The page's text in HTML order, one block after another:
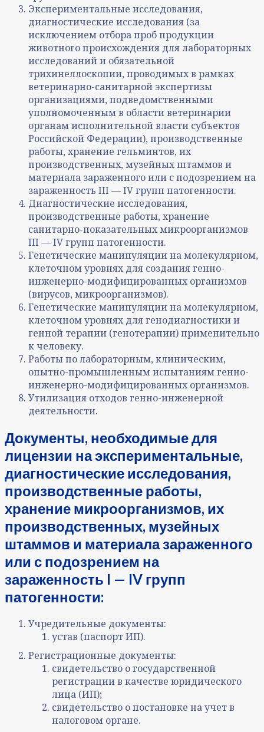
Экспериментальные исследования,
диагностические исследования (за
исключением отбора проб продукции
животного происхождения для лабораторных
исследований и обязательной
трихинеллоскопии, проводимых в рамках
ветеринарно-санитарной экспертизы
организациями, подведомственными
уполномоченным в области ветеринарии
органам исполнительной власти субъектов
Российской Федерации), производственные
работы, хранение гельминтов, их
производственных, музейных штаммов и
материала зараженного или с подозрением на
зараженность III — IV групп патогенности.
Диагностические исследования,
производственные работы, хранение
санитарно-показательных микроорганизмов
III — IV групп патогенности.
Генетические манипуляции на молекулярном,
клеточном уровнях для создания генно-
инженерно-модифицированных организмов
(вирусов, микроорганизмов).
Генетические манипуляции на молекулярном,
клеточном уровнях для генодиагностики и
генной терапии (генотерапии) применительно
к человеку.
Работы по лабораторным, клиническим,
опытно-промышленным испытаниям генно-
инженерно-модифицированных организмов.
Утилизация отходов генно-инженерной
деятельности.
Документы, необходимые для
лицензии на экспериментальные,
диагностические исследования,
производственные работы,
хранение микроорганизмов, их
производственных, музейных
штаммов и материала зараженного
или с подозрением на
зараженность I — IV групп
патогенности:
Учредительные документы:
устав (паспорт ИП).
Регистрационные документы:
свидетельство о государственной
регистрации в качестве юридического
лица (ИП);
свидетельство о постановке на учет в
налоговом органе.